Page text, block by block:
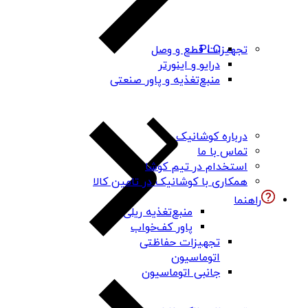
PLC
درایو و اینورتر
منبع‌تغذیه و پاور صنعتی
منبع‌تغذیه ریلی
پاور کف‌خواب
تجهیزات حفاظتی
اتوماسیون
جانبی اتوماسیون
تجهیزات قطع و وصل
درباره کوشانیک
تماس با ما
استخدام در تیم کوشا
همکاری با کوشانیک در تامین کالا
راهنما